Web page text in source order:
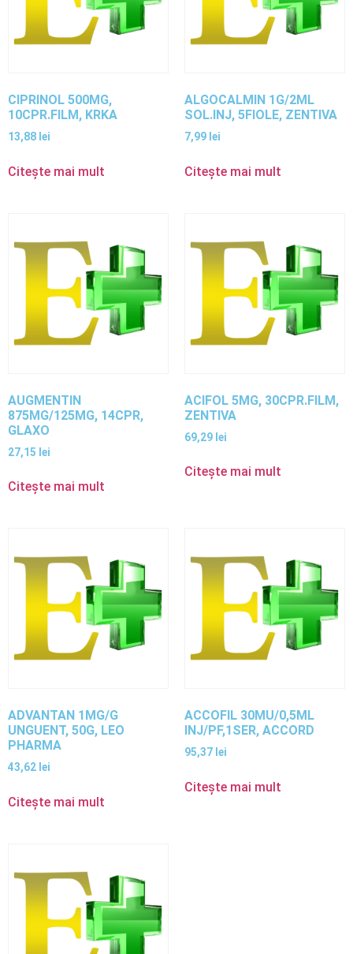
CIPRINOL 500MG,
10CPR.FILM, KRKA
13,88 lei
Citește mai mult
ALGOCALMIN 1G/2ML
SOL.INJ, 5FIOLE, ZENTIVA
7,99 lei
Citește mai mult
AUGMENTIN
875MG/125MG, 14CPR,
GLAXO
27,15 lei
Citește mai mult
ACIFOL 5MG, 30CPR.FILM,
ZENTIVA
69,29 lei
Citește mai mult
ADVANTAN 1MG/G
UNGUENT, 50G, LEO
PHARMA
43,62 lei
Citește mai mult
ACCOFIL 30MU/0,5ML
INJ/PF,1SER, ACCORD
95,37 lei
Citește mai mult